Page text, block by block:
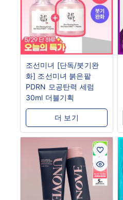
조선미녀 [단독/붓기완
화] 조선미녀 붉은팥
PDRN 모공탄력 세럼
30ml 더블기획
더 보기